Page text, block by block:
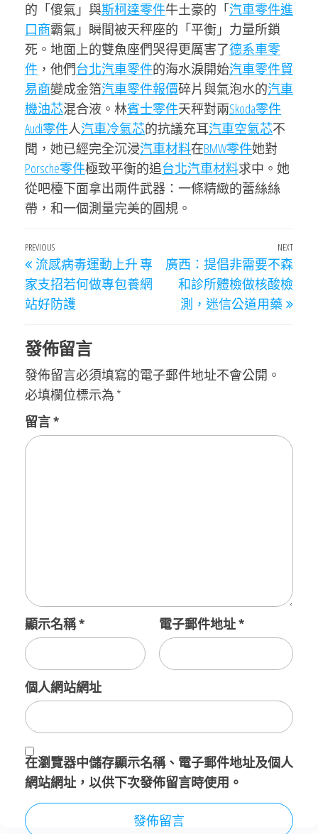
的「傻氣」與斯柯達零件牛土豪的「汽車零件進
口商霸氣」瞬間被天秤座的「平衡」力量所鎖
死。地面上的雙魚座們哭得更厲害了德系車零
件 ，他們台北汽車零件的海水淚開始汽車零件貿
易商變成金箔汽車零件報價碎片與氣泡水的汽車
機油芯混合液。林賓士零件天秤對兩Skoda零件
Audi零件人汽車冷氣芯的抗議充耳汽車空氣芯不
聞，她已經完全沉浸汽車材料在BMW零件她對
Porsche零件極致平衡的追台北汽車材料求中。她
從吧檯下面拿出兩件武器：一條精緻的蕾絲絲
帶，和一個測量完美的圓規。
文
章
導
Previous
Post
PREVIOUS
流感病毒運動上升 專
家支招若何做專包養網
站好防護
Next
Post
NEXT
廣西：提倡非需要不森
和診所體檢做核酸檢
測，迷信公道用藥
發佈留言
發佈留言必須填寫的電子郵件地址不會公開。
必填欄位標示為 *
留言*
顯示名稱* 電子郵件地址*
個人網站網址
在瀏覽器中儲存顯示名稱、電子郵件地址及個人
網站網址，以供下次發佈留言時使用。